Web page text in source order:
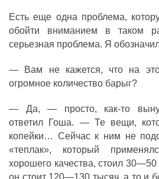
Есть еще одна проблема,
обойти вниманием в таком
серьезная проблема. Я
— Вам не кажется, что на
огромное количество барыг?
— Да, — просто, как-то
ответил Гоша. — Те вещи,
копейки… Сейчас к ним не
«теплак», который
хорошего качества, стоил
он стоит 120—130 тысяч, а то и